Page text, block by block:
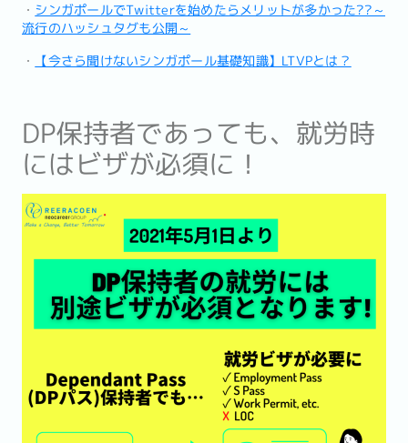
・ シンガポールでTwitterを始めたらメリットが多かった??～
流行のハッシュタグも公開～
・
【今さら聞けないシンガポール基礎知識】LTVPとは？
DP保持者であっても、就労時
にはビザが必須に！